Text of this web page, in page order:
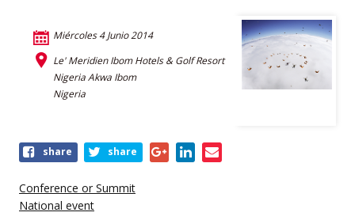
Miércoles 4 Junio 2014
Le' Meridien Ibom Hotels & Golf Resort
Nigeria Akwa Ibom
Nigeria
Share
event
share share
Conference or Summit
National event